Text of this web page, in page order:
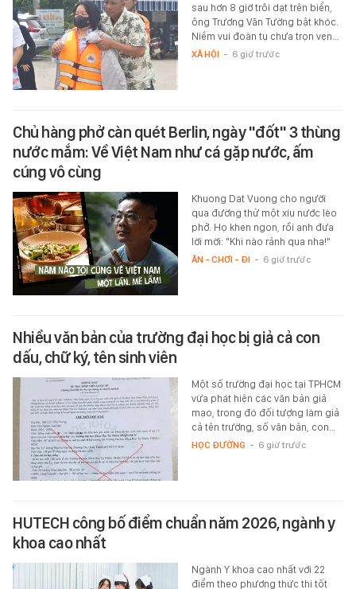
sau hơn 8 giờ trôi dạt trên biển,
ông Trương Văn Tường bật khóc.
Niềm vui đoàn tụ chưa trọn vẹn…
XÃ HỘI - 6 giờ trước
Chủ hàng phở càn quét Berlin, ngày "đốt" 3 thùng
nước mắm: Về Việt Nam như cá gặp nước, ấm
cúng vô cùng
Khuong Dat Vuong cho người
qua đường thử một xíu nước lèo
phở. Họ khen ngon, rồi anh đưa
lời mời: "Khi nào rảnh qua nha!"
ĂN - CHƠI - ĐI - 6 giờ trước
Nhiều văn bản của trường đại học bị giả cả con
dấu, chữ ký, tên sinh viên
Một số trường đại học tại TPHCM
vừa phát hiện các văn bản giả
mạo, trong đó đối tượng làm giả
cả tên trường, số văn bản, con…
HỌC ĐƯỜNG - 6 giờ trước
HUTECH công bố điểm chuẩn năm 2026, ngành y
khoa cao nhất
Ngành Y khoa cao nhất với 22
điểm theo phương thức thi tốt